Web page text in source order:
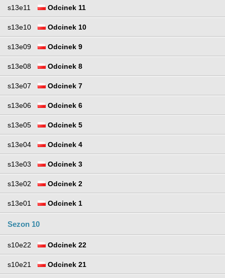
s13e11 Odcinek 11
s13e10 Odcinek 10
s13e09 Odcinek 9
s13e08 Odcinek 8
s13e07 Odcinek 7
s13e06 Odcinek 6
s13e05 Odcinek 5
s13e04 Odcinek 4
s13e03 Odcinek 3
s13e02 Odcinek 2
s13e01 Odcinek 1
Sezon 10
s10e22 Odcinek 22
s10e21 Odcinek 21